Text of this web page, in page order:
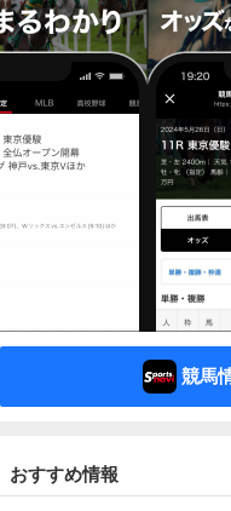
競馬
おすすめ情報